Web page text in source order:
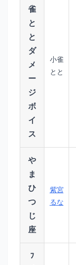
雀
と
と
ダ
メ
ー
ジ
ボ
イ
ス
小雀
とと
や
ま
ひ
つ
じ
座
紫宮
るな
ﾌ